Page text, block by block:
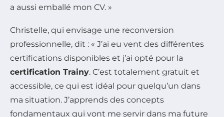
a aussi emballé mon CV. »
Christelle, qui envisage une reconversion
professionnelle, dit : « J’ai eu vent des différentes
certifications disponibles et j’ai opté pour la
certification Trainy. C’est totalement gratuit et
accessible, ce qui est idéal pour quelqu’un dans
ma situation. J’apprends des concepts
fondamentaux qui vont me servir dans ma future